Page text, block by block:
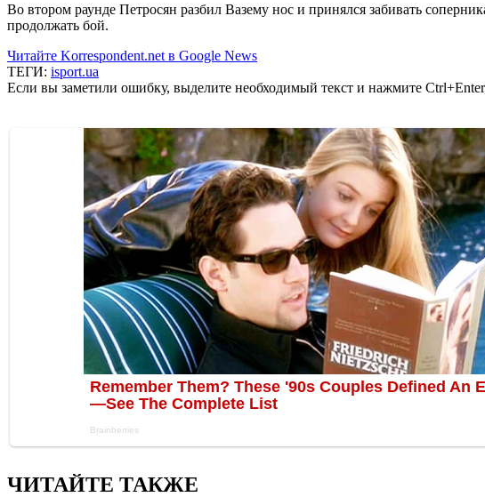
Во втором раунде Петросян разбил Вазему нос и принялся забивать
продолжать бой.
Читайте Korrespondent.net в Google News
ТЕГИ: isport.ua
Если вы заметили ошибку, выделите необходимый текст и нажмите
ЧИТАЙТЕ ТАКЖЕ